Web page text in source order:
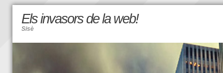
Els invasors de la web!
Sisè